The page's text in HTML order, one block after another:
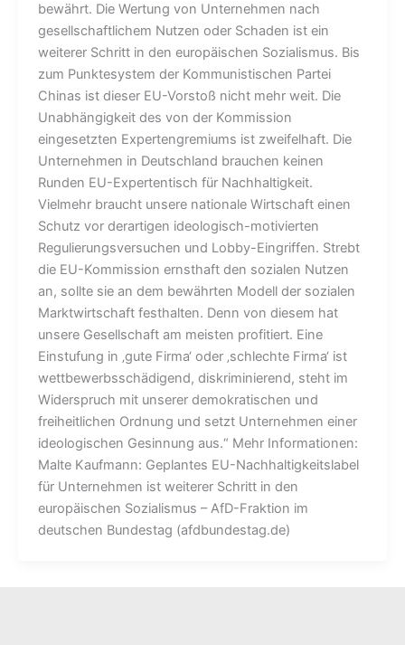
bewährt. Die Wertung von Unternehmen nach
gesellschaftlichem Nutzen oder Schaden ist ein
weiterer Schritt in den europäischen Sozialismus. Bis
zum Punktesystem der Kommunistischen Partei
Chinas ist dieser EU-Vorstoß nicht mehr weit. Die
Unabhängigkeit des von der Kommission
eingesetzten Expertengremiums ist zweifelhaft. Die
Unternehmen in Deutschland brauchen keinen
Runden EU-Expertentisch für Nachhaltigkeit.
Vielmehr braucht unsere nationale Wirtschaft einen
Schutz vor derartigen ideologisch-motivierten
Regulierungsversuchen und Lobby-Eingriffen. Strebt
die EU-Kommission ernsthaft den sozialen Nutzen
an, sollte sie an dem bewährten Modell der sozialen
Marktwirtschaft festhalten. Denn von diesem hat
unsere Gesellschaft am meisten profitiert. Eine
Einstufung in ‚gute Firma‘ oder ‚schlechte Firma‘ ist
wettbewerbsschädigend, diskriminierend, steht im
Widerspruch mit unserer demokratischen und
freiheitlichen Ordnung und setzt Unternehmen einer
ideologischen Gesinnung aus.“ Mehr Informationen:
Malte Kaufmann: Geplantes EU-Nachhaltigkeitslabel
für Unternehmen ist weiterer Schritt in den
europäischen Sozialismus – AfD-Fraktion im
deutschen Bundestag (afdbundestag.de)